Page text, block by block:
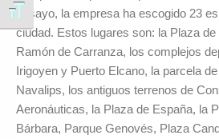
Alternar tamaño de letra
ensayo, la empresa ha escogido 23
ciudad. Estos lugares son: la Plaza
Ramón de Carranza, los complejos
Irigoyen y Puerto Elcano, la parcela
Navalips, los antiguos terrenos de
Aeronáuticas, la Plaza de España, la
Bárbara, Parque Genovés, Plaza